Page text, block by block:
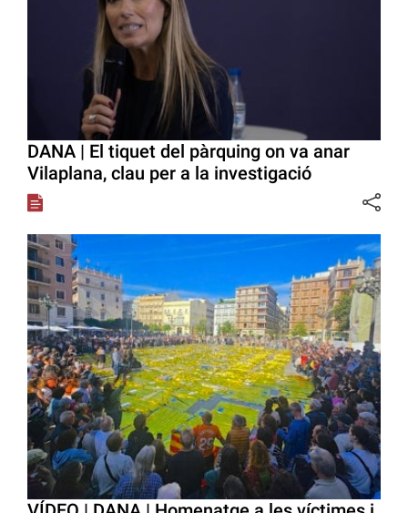
DANA | El tiquet del pàrquing on va anar
Vilaplana, clau per a la investigació